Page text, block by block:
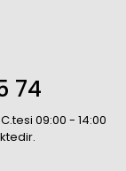
74
09:00 - 14:00